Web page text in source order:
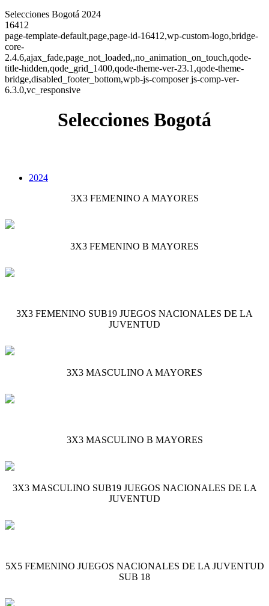
Selecciones Bogotá 2024
16412
page-template-default,page,page-id-16412,wp-custom-logo,bridge-
core-
2.4.6,ajax_fade,page_not_loaded,,no_animation_on_touch,qode-
title-hidden,qode_grid_1400,qode-theme-ver-23.1,qode-theme-
bridge,disabled_footer_bottom,wpb-js-composer js-comp-ver-
6.3.0,vc_responsive
Selecciones Bogotá
2024
3X3 FEMENINO A MAYORES
3X3 FEMENINO B MAYORES
3X3 FEMENINO SUB19 JUEGOS NACIONALES DE LA
JUVENTUD
3X3 MASCULINO A MAYORES
3X3 MASCULINO B MAYORES
3X3 MASCULINO SUB19 JUEGOS NACIONALES DE LA
JUVENTUD
5X5 FEMENINO JUEGOS NACIONALES DE LA JUVENTUD
SUB 18